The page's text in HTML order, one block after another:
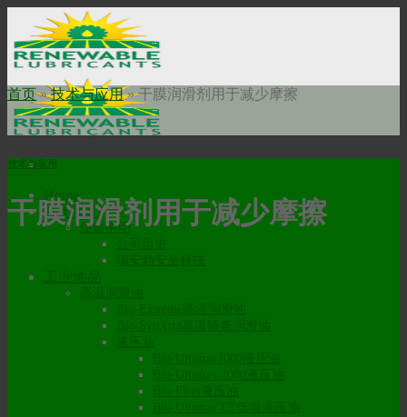
content
Home
关于我们
使命申明
首页»技术与应用»干膜润滑剂用于减少摩擦
技术与应用
干膜润滑剂用于减少摩擦